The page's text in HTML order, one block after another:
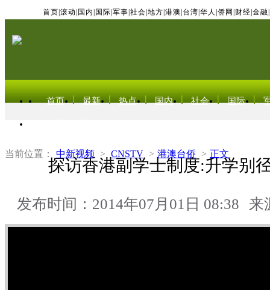
首页 滚动 国内 国际 军事 社会 地方 港澳 台湾 华人 侨网 财经 金融
首页 最新 热点 国内 社会 国际
当前位置： 中新视频 > CNSTV > 港澳台侨 > 正文
探访香港副学士制度:升学别
发布时间：2014年07月01日 08:38 来